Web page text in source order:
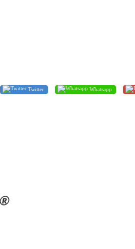
Twitter Whatsapp